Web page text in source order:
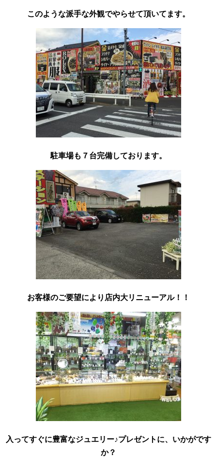
このような派手な外観でやらせて頂いてます。
駐車場も７台完備しております。
お客様のご要望により店内大リニューアル！！
入ってすぐに豊富なジュエリー♪プレゼントに、いかがです
か？